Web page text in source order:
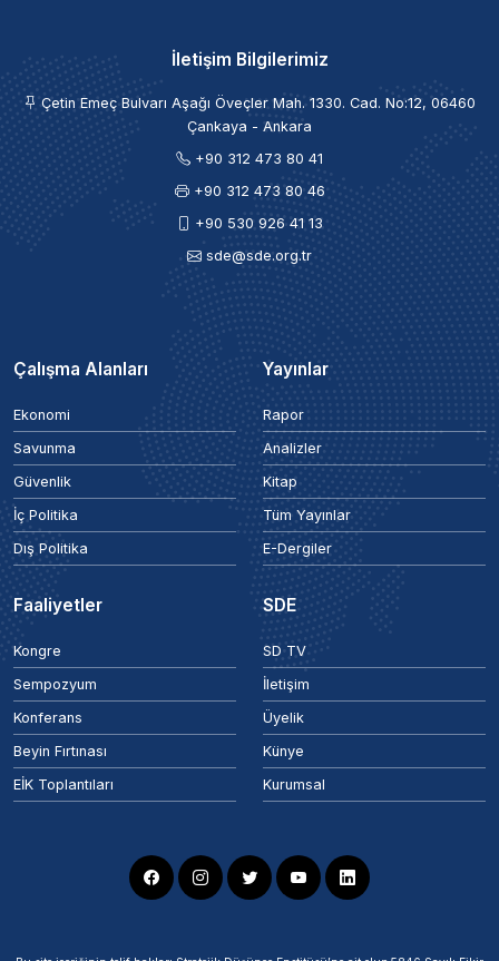
İletişim Bilgilerimiz
Çetin Emeç Bulvarı Aşağı Öveçler Mah. 1330. Cad. No:12, 06460
Çankaya - Ankara
+90 312 473 80 41
+90 312 473 80 46
+90 530 926 41 13
sde@sde.org.tr
Çalışma Alanları
Ekonomi
Savunma
Güvenlik
İç Politika
Dış Politika
Yayınlar
Rapor
Analizler
Kitap
Tüm Yayınlar
E-Dergiler
Faaliyetler
Kongre
Sempozyum
Konferans
Beyin Fırtınası
EİK Toplantıları
SDE
SD TV
İletişim
Üyelik
Künye
Kurumsal